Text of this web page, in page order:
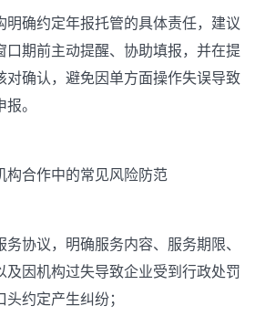
明确约定年报托管的具体责任，建议
口期前主动提醒、协助填报，并在提
对确认，避免因单方面操作失误导致
。
构合作中的常见风险防范
协议，明确服务内容、服务期限、
及因机构过失导致企业受到行政处罚
约定产生纠纷；